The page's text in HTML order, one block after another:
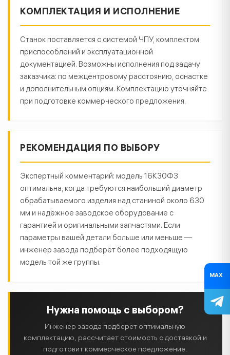
КОМПЛЕКТАЦИЯ И ИСПОЛНЕНИЕ
Станок поставляется с системой ЧПУ, комплектом
приспособлений и эксплуатационной
документацией. Возможны исполнения под задачу
заказчика: по межцентровому расстоянию, оснастке
и дополнительным опциям. Комплектацию уточняйте
при подготовке коммерческого предложения.
РЕКОМЕНДАЦИЯ ПО ВЫБОРУ
Экспертный комментарий: модель 16К30Ф3
оптимальна, когда требуются наибольший диаметр
обрабатываемого изделия над станиной около 630
мм и надёжное заводское оборудование с
гарантией и оригинальными запчастями. Если
параметры вашей детали больше или меньше —
инженер завода подберёт более подходящую
модель той же группы.
Нужна помощь с выбором?
Инженер завода подберёт оптимальную
комплектацию, рассчитает стоимость с доставкой и
подготовит коммерческое предложение.
MAX